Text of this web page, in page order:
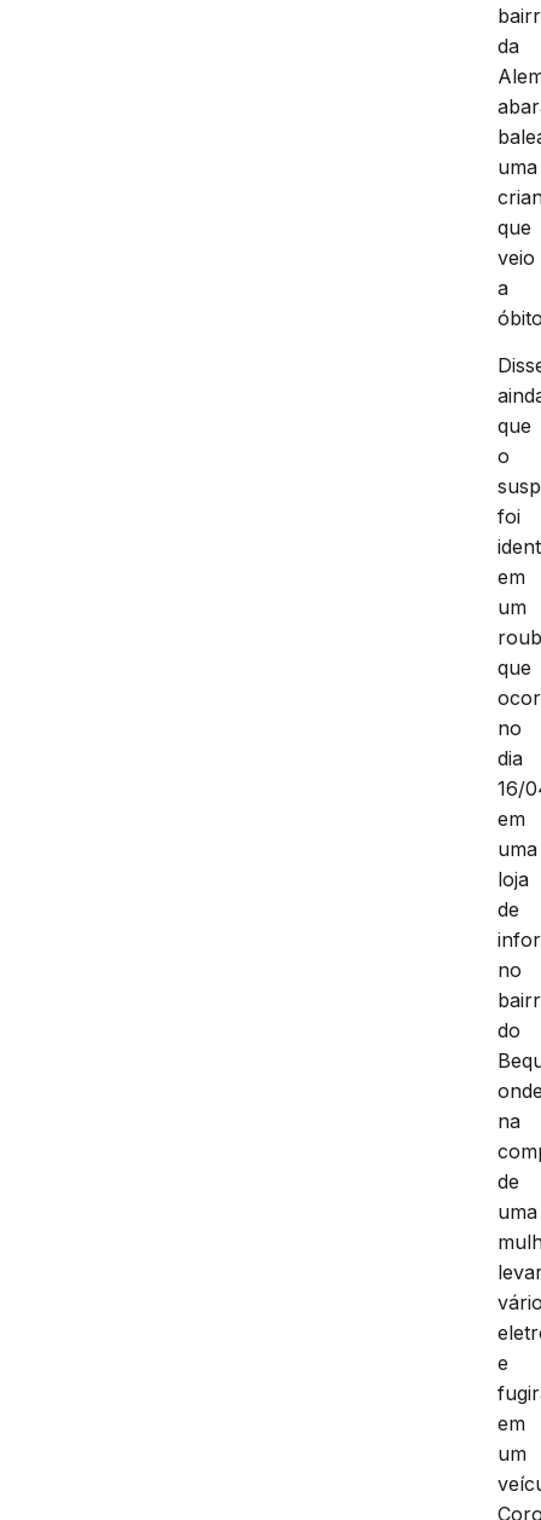
da
uma
que
veio
a
que
o
foi
em
um
que
no
dia
16/
em
uma
loja
de
no
do
na
de
uma
e
em
um